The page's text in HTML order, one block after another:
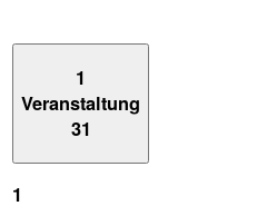
1
Veranstaltung
31
1